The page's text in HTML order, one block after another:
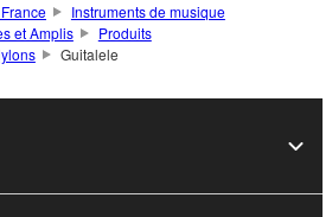
Instruments de musique
et Amplis
Produits
Guitalele